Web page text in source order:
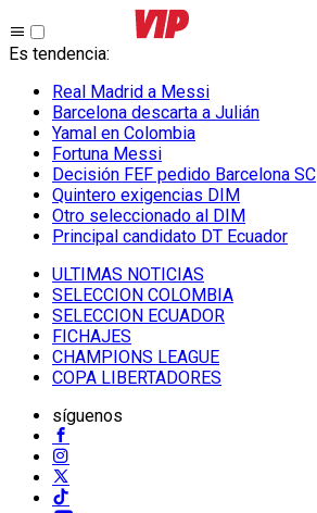
Es tendencia:
Real Madrid a Messi
Barcelona descarta a Julián
Yamal en Colombia
Fortuna Messi
Decisión FEF pedido Barcelona SC
Quintero exigencias DIM
Otro seleccionado al DIM
Principal candidato DT Ecuador
ULTIMAS NOTICIAS
SELECCION COLOMBIA
SELECCION ECUADOR
FICHAJES
CHAMPIONS LEAGUE
COPA LIBERTADORES
síguenos